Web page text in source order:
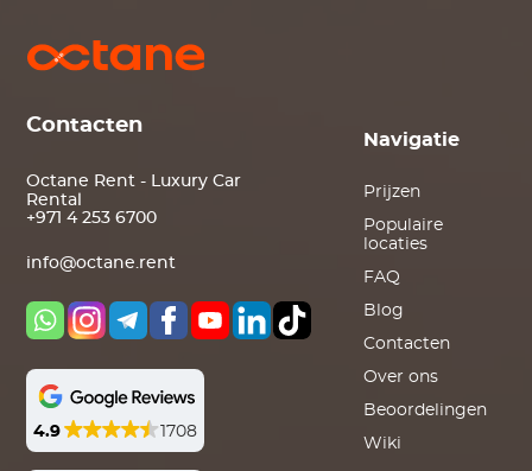
Contacten
Octane Rent - Luxury Car
Rental
+971 4 253 6700
info@octane.rent
4.9 1708
Navigatie
Prijzen
Populaire
locaties
FAQ
Blog
Contacten
Over ons
Beoordelingen
Wiki